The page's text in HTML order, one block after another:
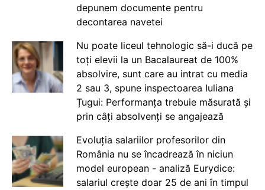
depunem documente pentru
decontarea navetei
Nu poate liceul tehnologic să-i ducă pe
toți elevii la un Bacalaureat de 100%
absolvire, sunt care au intrat cu media
2 sau 3, spune inspectoarea Iuliana
Țugui: Performanța trebuie măsurată și
prin câți absolvenți se angajează
Evoluția salariilor profesorilor din
România nu se încadrează în niciun
model european - analiză Eurydice:
salariul crește doar 25 de ani în timpul